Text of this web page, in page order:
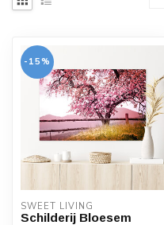
-15%
SWEET LIVING
Schilderij Bloesem